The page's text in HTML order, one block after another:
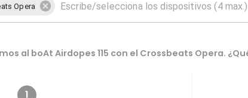
Opera
al boAt Airdopes 115 con el Crossbeats Opera.
1